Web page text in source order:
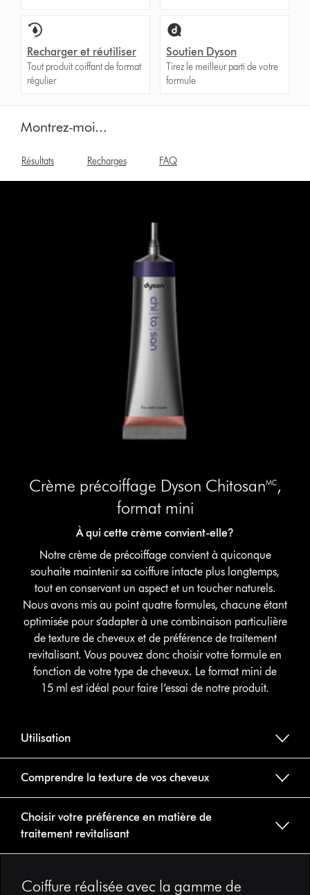
Recharger et réutiliser
Tout produit coiffant de format
régulier
Soutien Dyson
Tirez le meilleur parti de votre
formule
Montrez-moi...
Résultats Recharges FAQ
Crème précoiffage Dyson Chitosan🅪,
format mini
À qui cette crème convient-elle?
Notre crème de précoiffage convient à quiconque
souhaite maintenir sa coiffure intacte plus longtemps,
tout en conservant un aspect et un toucher naturels.
Nous avons mis au point quatre formules, chacune étant
optimisée pour s’adapter à une combinaison particulière
de texture de cheveux et de préférence de traitement
revitalisant. Vous pouvez donc choisir votre formule en
fonction de votre type de cheveux. Le format mini de
15 ml est idéal pour faire l’essai de notre produit.
Utilisation
Comprendre la texture de vos cheveux
Choisir votre préférence en matière de
traitement revitalisant
Coiffure réalisée avec la gamme de